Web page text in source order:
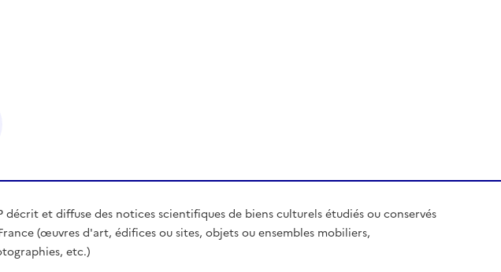
décrit et diffuse des notices scientifiques de biens culturels étudiés ou conservés
(œuvres d'art, édifices ou sites, objets ou ensembles mobiliers,
etc.)